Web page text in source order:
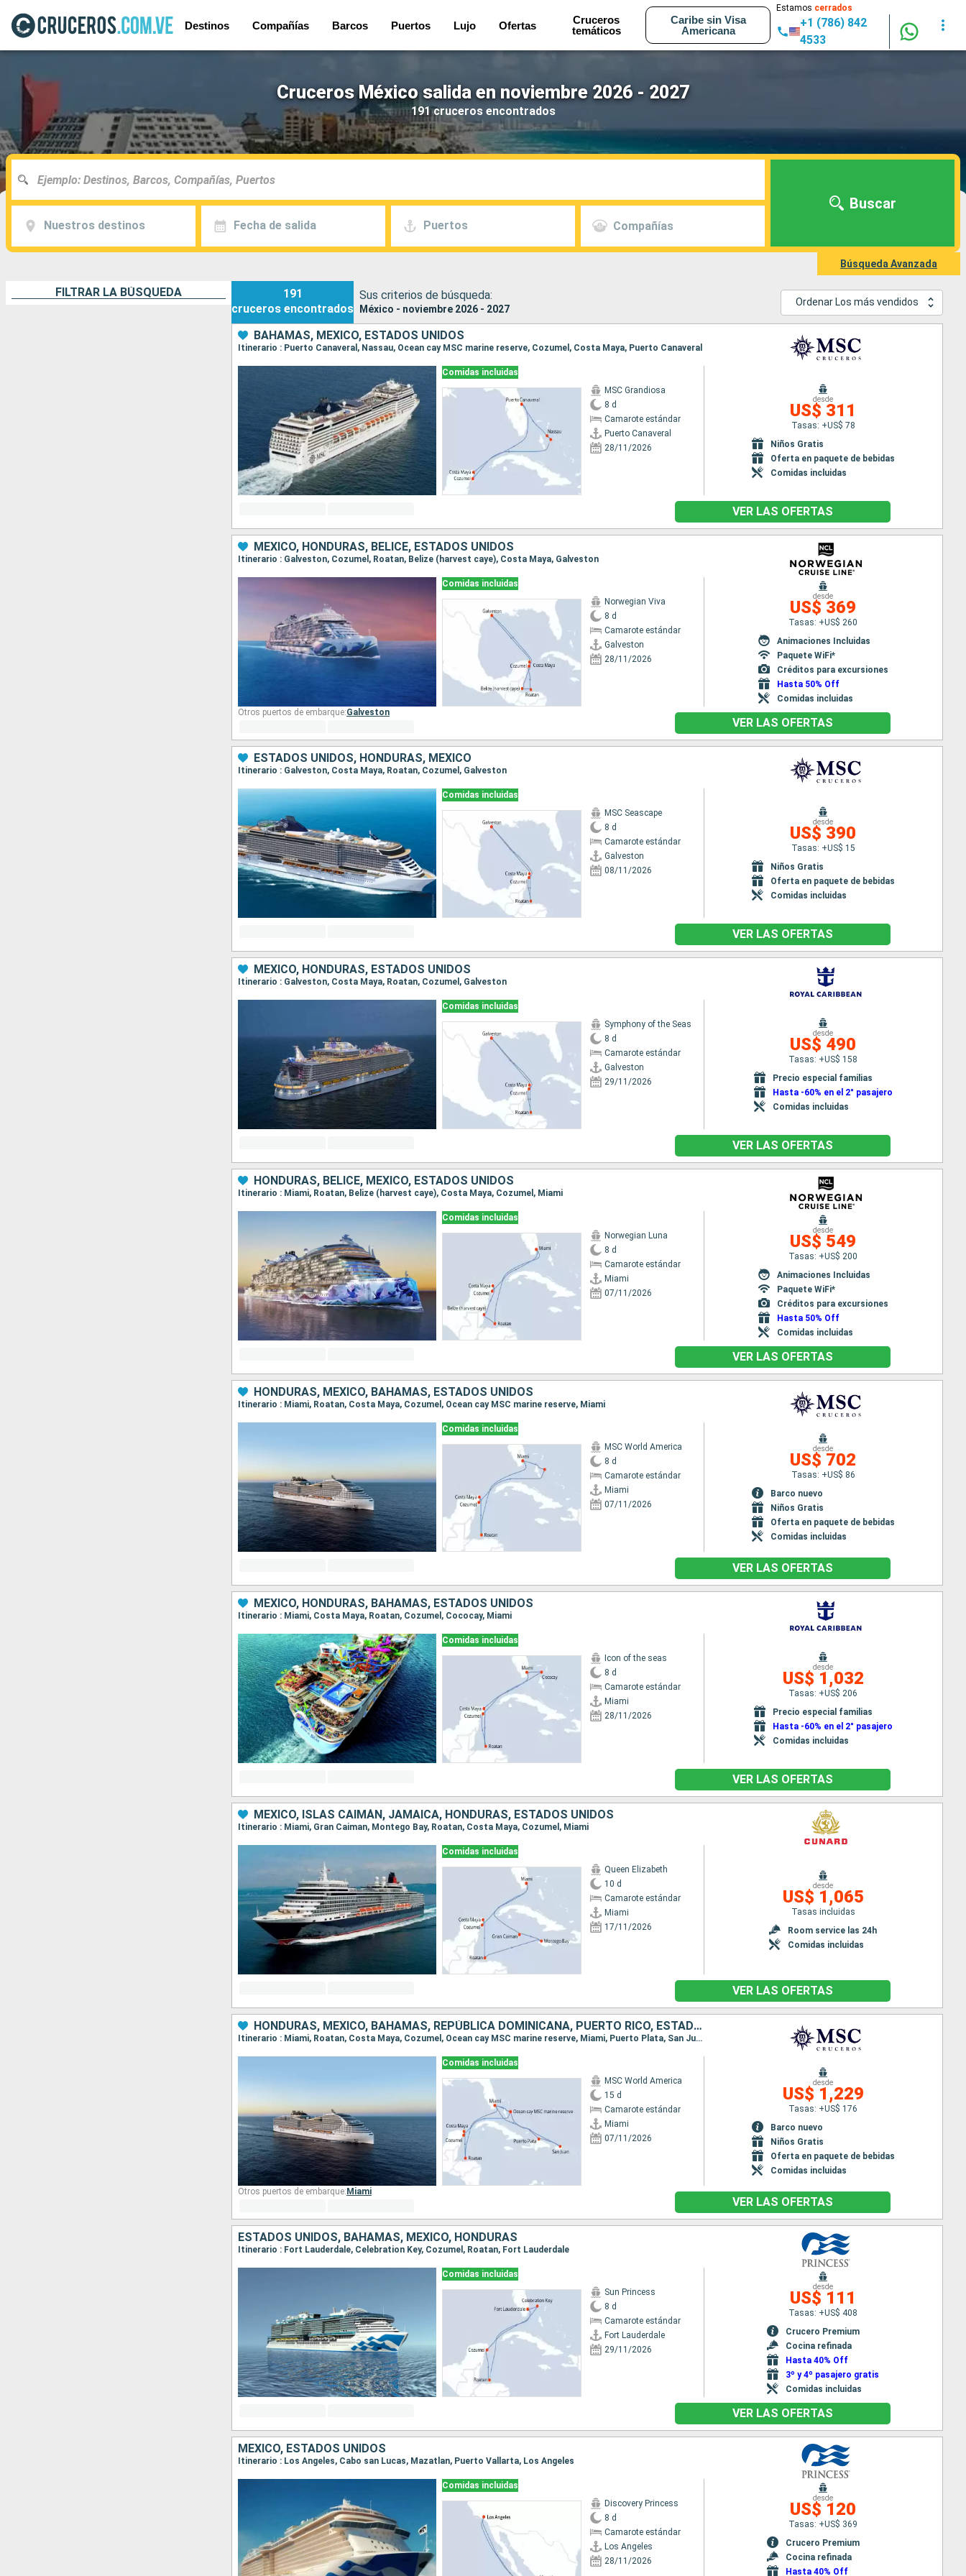
Destinos Compañías Barcos Puertos Lujo Ofertas
Cruceros
temáticos
Caribe sin Visa
Americana
Estamos cerrados
+1 (786) 842
4533
Cruceros México salida en noviembre 2026 - 2027
191 cruceros encontrados
Nuestros destinos Fecha de salida Puertos Compañías
Buscar
Búsqueda Avanzada
FILTRAR LA BÚSQUEDA
191
cruceros encontrados
Sus criterios de búsqueda:
México - noviembre 2026 - 2027
Ordenar Los más vendidos
BAHAMAS, MÉXICO, ESTADOS UNIDOS
Itinerario : Puerto Canaveral, Nassau, Ocean cay MSC marine reserve, Cozumel, Costa Maya, Puerto Canaveral
Comidas incluidas
MSC Grandiosa
8 d
Camarote estándar
Puerto Canaveral
28/11/2026
desde
US$ 311
Tasas: +US$ 78
Niños Gratis
Oferta en paquete de bebidas
Comidas incluidas
VER LAS OFERTAS
MÉXICO, HONDURAS, BELICE, ESTADOS UNIDOS
Itinerario : Galveston, Cozumel, Roatan, Belize (harvest caye), Costa Maya, Galveston
Comidas incluidas
Norwegian Viva
8 d
Camarote estándar
Galveston
28/11/2026
desde
US$ 369
Tasas: +US$ 260
Animaciones Incluidas
Paquete WiFi*
Créditos para excursiones
Hasta 50% Off
Comidas incluidas
Otros puertos de embarque:Galveston
VER LAS OFERTAS
ESTADOS UNIDOS, HONDURAS, MÉXICO
Itinerario : Galveston, Costa Maya, Roatan, Cozumel, Galveston
Comidas incluidas
MSC Seascape
8 d
Camarote estándar
Galveston
08/11/2026
desde
US$ 390
Tasas: +US$ 15
Niños Gratis
Oferta en paquete de bebidas
Comidas incluidas
VER LAS OFERTAS
MÉXICO, HONDURAS, ESTADOS UNIDOS
Itinerario : Galveston, Costa Maya, Roatan, Cozumel, Galveston
Comidas incluidas
Symphony of the Seas
8 d
Camarote estándar
Galveston
29/11/2026
desde
US$ 490
Tasas: +US$ 158
Precio especial familias
Hasta -60% en el 2° pasajero
Comidas incluidas
VER LAS OFERTAS
HONDURAS, BELICE, MÉXICO, ESTADOS UNIDOS
Itinerario : Miami, Roatan, Belize (harvest caye), Costa Maya, Cozumel, Miami
Comidas incluidas
Norwegian Luna
8 d
Camarote estándar
Miami
07/11/2026
desde
US$ 549
Tasas: +US$ 200
Animaciones Incluidas
Paquete WiFi*
Créditos para excursiones
Hasta 50% Off
Comidas incluidas
VER LAS OFERTAS
HONDURAS, MÉXICO, BAHAMAS, ESTADOS UNIDOS
Itinerario : Miami, Roatan, Costa Maya, Cozumel, Ocean cay MSC marine reserve, Miami
Comidas incluidas
MSC World America
8 d
Camarote estándar
Miami
07/11/2026
desde
US$ 702
Tasas: +US$ 86
Barco nuevo
Niños Gratis
Oferta en paquete de bebidas
Comidas incluidas
VER LAS OFERTAS
MÉXICO, HONDURAS, BAHAMAS, ESTADOS UNIDOS
Itinerario : Miami, Costa Maya, Roatan, Cozumel, Cococay, Miami
Comidas incluidas
Icon of the seas
8 d
Camarote estándar
Miami
28/11/2026
desde
US$ 1,032
Tasas: +US$ 206
Precio especial familias
Hasta -60% en el 2° pasajero
Comidas incluidas
VER LAS OFERTAS
MÉXICO, ISLAS CAIMÁN, JAMAICA, HONDURAS, ESTADOS UNIDOS
Itinerario : Miami, Gran Caiman, Montego Bay, Roatan, Costa Maya, Cozumel, Miami
Comidas incluidas
Queen Elizabeth
10 d
Camarote estándar
Miami
17/11/2026
desde
US$ 1,065
Tasas incluidas
Room service las 24h
Comidas incluidas
VER LAS OFERTAS
HONDURAS, MÉXICO, BAHAMAS, REPÚBLICA DOMINICANA, PUERTO RICO, ESTADOS UNIDOS
Itinerario : Miami, Roatan, Costa Maya, Cozumel, Ocean cay MSC marine reserve, Miami, Puerto Plata, San Juan, Ocean cay MSC marine reserve, Miami
Comidas incluidas
MSC World America
15 d
Camarote estándar
Miami
07/11/2026
desde
US$ 1,229
Tasas: +US$ 176
Barco nuevo
Niños Gratis
Oferta en paquete de bebidas
Comidas incluidas
Otros puertos de embarque: Miami
VER LAS OFERTAS
ESTADOS UNIDOS, BAHAMAS, MÉXICO, HONDURAS
Itinerario : Fort Lauderdale, Celebration Key, Cozumel, Roatan, Fort Lauderdale
Comidas incluidas
Sun Princess
8 d
Camarote estándar
Fort Lauderdale
29/11/2026
desde
US$ 111
Tasas: +US$ 408
Crucero Premium
Cocina refinada
Hasta 40% Off
3º y 4º pasajero gratis
Comidas incluidas
VER LAS OFERTAS
MÉXICO, ESTADOS UNIDOS
Itinerario : Los Angeles, Cabo san Lucas, Mazatlan, Puerto Vallarta, Los Angeles
Comidas incluidas
Discovery Princess
8 d
Camarote estándar
Los Angeles
28/11/2026
desde
US$ 120
Tasas: +US$ 369
Crucero Premium
Cocina refinada
Hasta 40% Off